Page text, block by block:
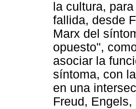
la cultura,
fallida, desde
Marx del
opuesto",
asociar la
síntoma, con
en una
Freud,